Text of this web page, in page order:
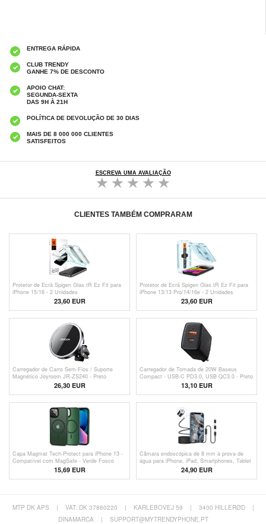
ENTREGA RÁPIDA
CLUB TRENDY
GANHE 7% DE DESCONTO
APOIO CHAT:
SEGUNDA-SEXTA
DAS 9H À 21H
POLÍTICA DE DEVOLUÇÃO DE 30 DIAS
MAIS DE 8 000 000 CLIENTES
SATISFEITOS
ESCREVA UMA AVALIAÇÃO
CLIENTES TAMBÉM COMPRARAM
Protetor de Ecrã Spigen Glas.tR Ez Fit para
iPhone 15/16 - 2 Unidades
23,60 EUR
Protetor de Ecrã Spigen Glas.tR Ez Fit para
iPhone 13/13 Pro/14/16e - 2 Unidades
23,60 EUR
Carregador de Carro Sem-Fios / Suporte
Magnético Joyroom JR-ZS240 - Preto
26,30 EUR
Carregador de Tomada de 20W Baseus
Compact - USB-C PD3.0, USB QC3.0 - Preto
13,10EUR
Capa Magmat Tech-Protect para iPhone 13 -
Compatível com MagSafe - Verde Fosco
15,69 EUR
Câmara endoscópica de 8 mm à prova de
água para iPhone, iPad, Smartphones, Tablet
24,90 EUR
MTP DK APS | VAT: DK 37860220 | KARLEBOVEJ 59 | 3400 HILLERØD
|
DINAMARCA
| SUPPORT@MYTRENDYPHONE.PT